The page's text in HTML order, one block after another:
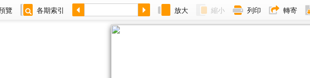
覽 各期索引 放大 縮小 列印 轉寄